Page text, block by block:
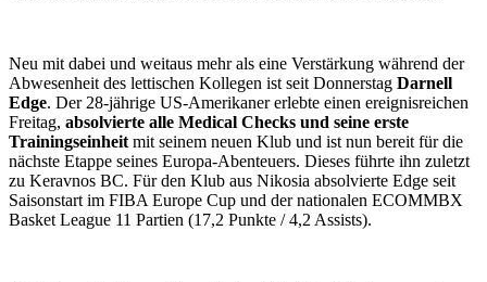
Neu mit dabei und weitaus mehr als eine Verstärkung während der
Abwesenheit des lettischen Kollegen ist seit Donnerstag Darnell
Edge. Der 28-jährige US-Amerikaner erlebte einen ereignisreichen
Freitag, absolvierte alle Medical Checks und seine erste
Trainingseinheit mit seinem neuen Klub und ist nun bereit für die
nächste Etappe seines Europa-Abenteuers. Dieses führte ihn zuletzt
zu Keravnos BC. Für den Klub aus Nikosia absolvierte Edge seit
Saisonstart im FIBA Europe Cup und der nationalen ECOMMBX
Basket League 11 Partien (17,2 Punkte / 4,2 Assists).